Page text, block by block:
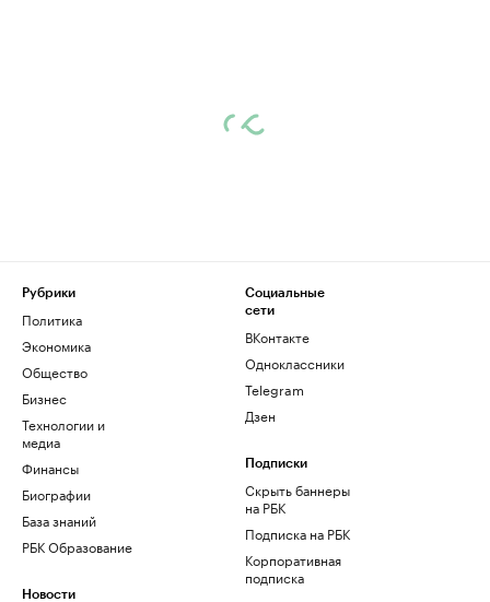
Рубрики
Политика
Экономика
Общество
Бизнес
Технологии и
медиа
Финансы
Биографии
База знаний
РБК Образование
Новости
Социальные
сети
ВКонтакте
Одноклассники
Telegram
Дзен
Подписки
Скрыть баннеры
на РБК
Подписка на РБК
Корпоративная
подписка